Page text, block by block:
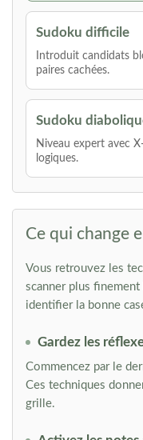
Sudoku difficile
Introduit candidats
paires cachées.
Sudoku
Niveau expert avec
logiques.
Ce qui change
Vous retrouvez les
scanner plus
identifier la bonne
Gardez les
Commencez par le
Ces techniques
grille.